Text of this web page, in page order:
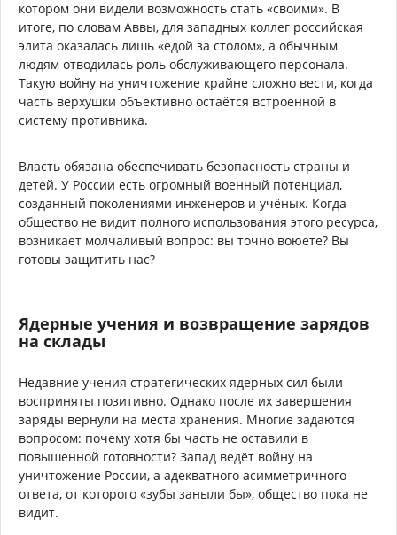
котором они видели возможность стать «своими». В
итоге, по словам Аввы, для западных коллег российская
элита оказалась лишь «едой за столом», а обычным
людям отводилась роль обслуживающего персонала.
Такую войну на уничтожение крайне сложно вести, когда
часть верхушки объективно остаётся встроенной в
систему противника.
Власть обязана обеспечивать безопасность страны и
детей. У России есть огромный военный потенциал,
созданный поколениями инженеров и учёных. Когда
общество не видит полного использования этого ресурса,
возникает молчаливый вопрос: вы точно воюете? Вы
готовы защитить нас?
Ядерные учения и возвращение зарядов
на склады
Недавние учения стратегических ядерных сил были
восприняты позитивно. Однако после их завершения
заряды вернули на места хранения. Многие задаются
вопросом: почему хотя бы часть не оставили в
повышенной готовности? Запад ведёт войну на
уничтожение России, а адекватного асимметричного
ответа, от которого «зубы заныли бы», общество пока не
видит.